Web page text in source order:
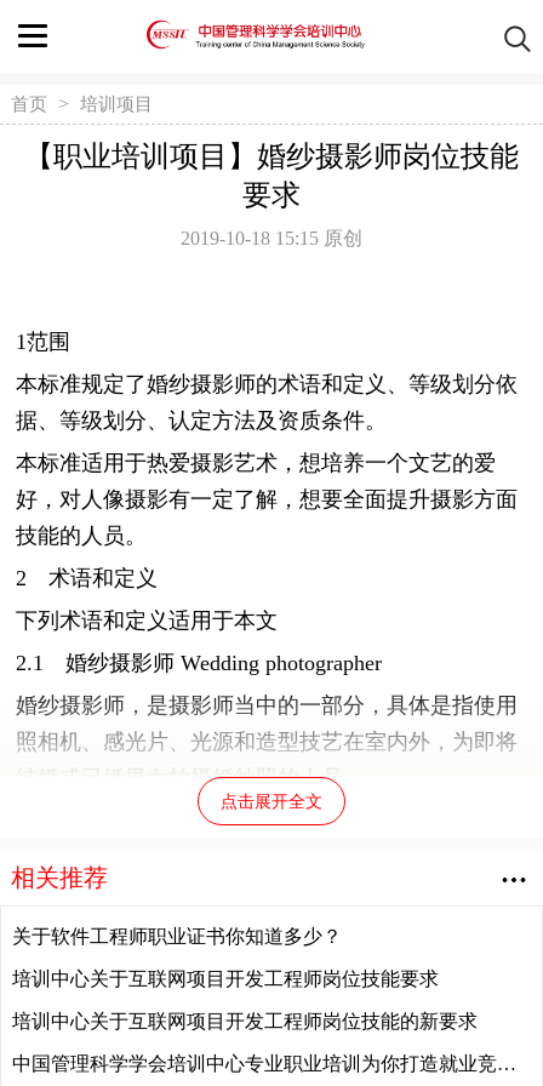
首页 > 培训项目
【职业培训项目】婚纱摄影师岗位技能
要求
2019-10-18 15:15 原创
1范围
本标准规定了婚纱摄影师的术语和定义、等级划分依
据、等级划分、认定方法及资质条件。
本标准适用于热爱摄影艺术，想培养一个文艺的爱
好，对人像摄影有一定了解，想要全面提升摄影方面
技能的人员。
2 术语和定义
下列术语和定义适用于本文
2.1 婚纱摄影师 Wedding photographer
婚纱摄影师，是摄影师当中的一部分，具体是指使用
照相机、感光片、光源和造型技艺在室内外，为即将
结婚或已婚男女拍摄婚纱照的人员。
2.2 婚纱摄影 Wedding photography
运用照相机、感光片、光源和造型技艺在室内外，为
3 等级划分
3.1 等级划分依据
主要依据婚纱摄影师所具备的专业理论知识、技能基
础和工作经历等。
点击展开全文
相关推荐
关于软件工程师职业证书你知道多少？
培训中心关于互联网项目开发工程师岗位技能要求
培训中心关于互联网项目开发工程师岗位技能的新要求
中国管理科学学会培训中心专业职业培训为你打造就业竞争力